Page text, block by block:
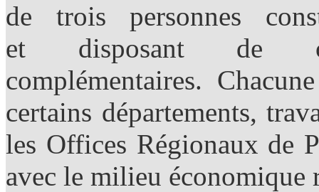
de trois personnes
et disposant de
complémentaires.
certains départements,
les Offices Régionaux de
avec le milieu économique